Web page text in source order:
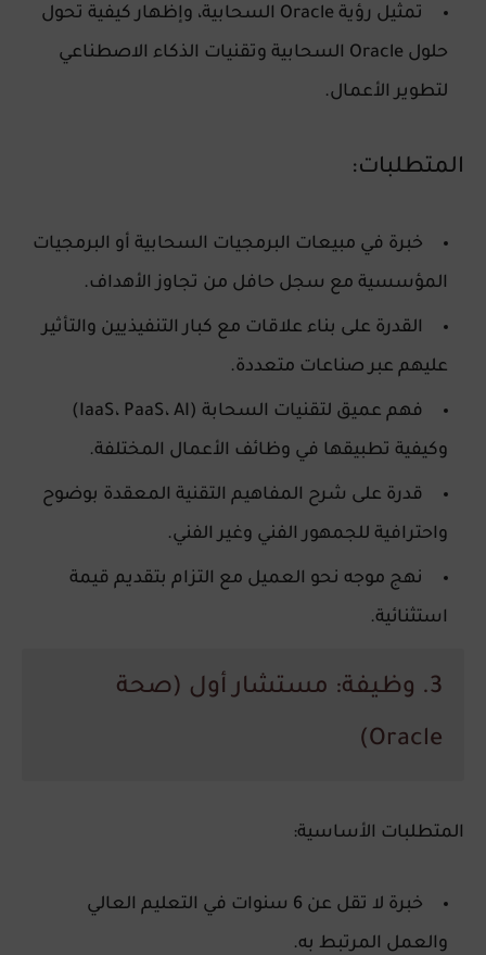
تمثيل رؤية Oracle السحابية، وإظهار كيفية تحول
حلول Oracle السحابية وتقنيات الذكاء الاصطناعي
لتطوير الأعمال.
المتطلبات:
خبرة في مبيعات البرمجيات السحابية أو البرمجيات
المؤسسية مع سجل حافل من تجاوز الأهداف.
القدرة على بناء علاقات مع كبار التنفيذيين والتأثير
عليهم عبر صناعات متعددة.
فهم عميق لتقنيات السحابة (IaaS، PaaS، AI)
وكيفية تطبيقها في وظائف الأعمال المختلفة.
قدرة على شرح المفاهيم التقنية المعقدة بوضوح
واحترافية للجمهور الفني وغير الفني.
نهج موجه نحو العميل مع التزام بتقديم قيمة
استثنائية.
3. وظيفة: مستشار أول (صحة
Oracle)
المتطلبات الأساسية:
خبرة لا تقل عن 6 سنوات في التعليم العالي
والعمل المرتبط به.